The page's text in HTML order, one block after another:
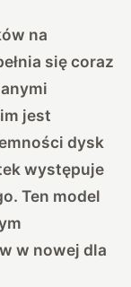
na
się coraz
jest
dysk
występuje
Ten model
w nowej dla